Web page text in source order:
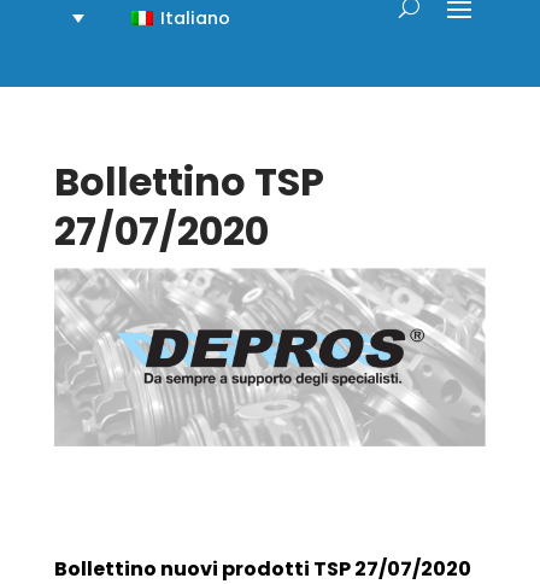
Italiano
Bollettino TSP
27/07/2020
Bollettino nuovi prodotti TSP 27/07/2020